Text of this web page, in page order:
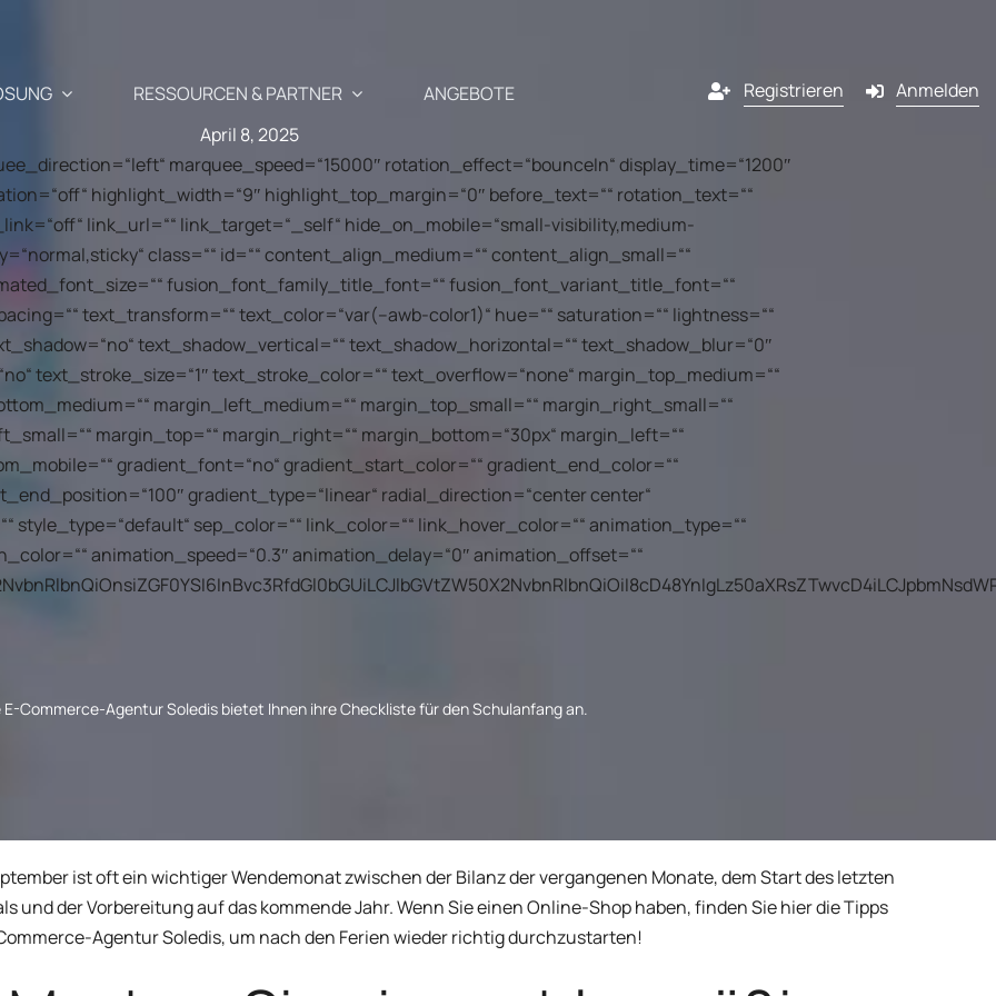
Newsletter-, SMS-
an, die perfekt auf die
abgestimmt sind
Szenarien, Kampagnen
wenigen Klicks
FUNKTIONEN
Anwendungsfälle
Wiederbelebung des verlassenen
Warenkorbs
Cross-Selling / Up-Selling
Kunden-Geburtstagsmail
Akquisition Anmeldeformular
Wiederbelebung inaktiver
Kunden
Kanäle
E-Mail
SMS
Pop-in
Smart Content auf der Website
RESSOURCEN & PARTNER
Blog
Ihr E-Commerce & Marketing-Update
mit einem Klick
die
API – Entwickler 🗗
ShopiMind-Integrationen und
technische Anleitungen
Partner
Unsere Partner
Warum Partner von
ShopiMind werden?
Treten Sie dem
Partnerprogramm bei
ANGEBOTE Registrieren
Anmelden
April 8, 2025
marquee_speed=“15000″ rotation_effect=“bounceIn“ display_time=“1200″
highlight_width=“9″ highlight_top_margin=“0″ before_text=““ rotation_text=““
link_url=““ link_target=“_self“ hide_on_mobile=“small-visibility,medium-
class=““ id=““ content_align_medium=““ content_align_small=““
fusion_font_family_title_font=““ fusion_font_variant_title_font=““
text_transform=““ text_color=“var(–awb-color1)“ hue=““ saturation=““ lightness=““
text_shadow_vertical=““ text_shadow_horizontal=““ text_shadow_blur=“0″
text_stroke_size=“1″ text_stroke_color=““ text_overflow=“none“ margin_top_medium=““
margin_left_medium=““ margin_top_small=““ margin_right_small=““
margin_top=““ margin_right=““ margin_bottom=“30px“ margin_left=““
gradient_font=“no“ gradient_start_color=““ gradient_end_color=““
gradient_type=“linear“ radial_direction=“center center“
style_type=“default“ sep_color=““ link_color=““ link_hover_color=““ animation_type=““
animation_speed=“0.3″ animation_delay=“0″ animation_offset=““
E-Commerce-Agentur Soledis bietet Ihnen ihre Checkliste für den Schulanfang an.
ist oft ein wichtiger Wendemonat zwischen der Bilanz der vergangenen Monate, dem Start des letzten
und der Vorbereitung auf das kommende Jahr. Wenn Sie einen Online-Shop haben, finden Sie hier die Tipps
Agentur Soledis, um nach den Ferien wieder richtig durchzustarten!